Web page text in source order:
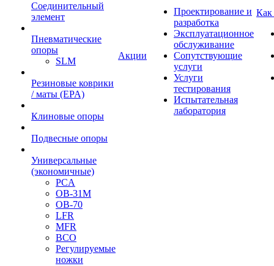
Cоединительный
элемент
Пневматические
опоры
SLM
Резиновые коврики
/ маты (EPA)
Клиновые опоры
Подвесные опоры
Универсальные
(экономичные)
PCA
ОВ-31М
OB-70
LFR
MFR
ВСО
Регулируемые
ножки
Акции
Проектирование и
разработка
Эксплуатационное
обслуживание
Сопутствующие
услуги
Услуги
тестирования
Испытательная
лаборатория
Как